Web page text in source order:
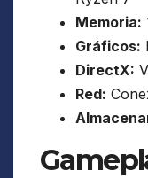
Memoria:
Gráficos:
DirectX:
Red: